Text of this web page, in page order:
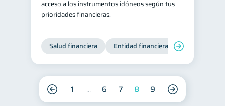
acceso a los instrumentos idóneos según tus
prioridades financieras.
Salud financiera Entidad financiera
1 6 7 8 9